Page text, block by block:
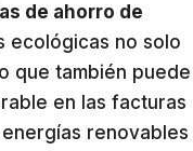
de ahorro de
ecológicas no solo
que también puede
en las facturas
renovables